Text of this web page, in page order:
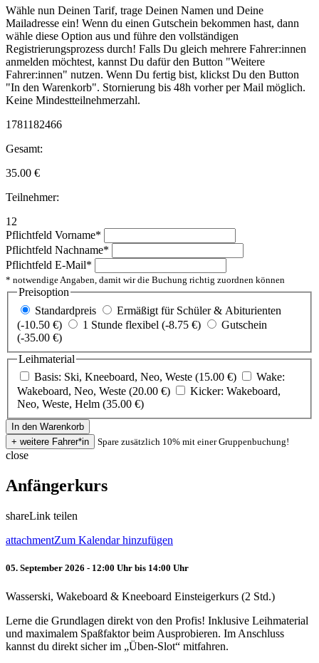
Wähle nun Deinen Tarif, trage Deinen Namen und Deine
Mailadresse ein! Wenn du einen Gutschein bekommen hast, dann
wähle diese Option aus und führe den vollständigen
Registrierungsprozess durch! Falls Du gleich mehrere Fahrer:innen
anmelden möchtest, kannst Du dafür den Button "Weitere
Fahrer:innen" nutzen. Wenn Du fertig bist, klickst Du den Button
"In den Warenkorb". Stornierung bis 48h vorher per Mail möglich.
Keine Mindestteilnehmerzahl.
1781182466
Gesamt:
35.00 €
Teilnehmer:
12
Pflichtfeld Vorname*
Pflichtfeld Nachname*
Pflichtfeld E-Mail*
* notwendige Angaben, damit wir die Buchung richtig zuordnen können
Preisoption
Standardpreis
Ermäßigt für Schüler & Abiturienten
(-10.50 €)
1 Stunde flexibel (-8.75 €)
Gutschein
(-35.00 €)
Leihmaterial
Basis: Ski, Kneeboard, Neo, Weste (15.00 €)
Wake:
Wakeboard, Neo, Weste (20.00 €)
Kicker: Wakeboard,
Neo, Weste, Helm (35.00 €)
Spare zusätzlich 10% mit einer Gruppenbuchung!
close
Anfängerkurs
shareLink teilen
attachmentZum Kalendar hinzufügen
05. September 2026 - 12:00 Uhr bis 14:00 Uhr
Wasserski, Wakeboard & Kneeboard Einsteigerkurs (2 Std.)
Lerne die Grundlagen direkt von den Profis! Inklusive Leihmaterial
und maximalem Spaßfaktor beim Ausprobieren. Im Anschluss
kannst du direkt sicher im „Üben-Slot“ mitfahren.